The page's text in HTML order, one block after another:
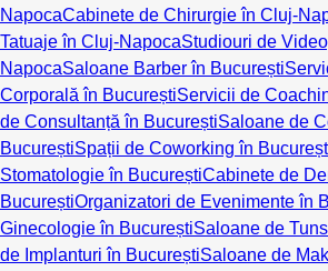
NapocaCabinete de Chirurgie în Cluj-
Tatuaje în Cluj-NapocaStudiouri de
NapocaSaloane Barber în București
Corporală în BucureștiServicii de
de Consultanță în BucureștiSaloane de
BucureștiSpații de Coworking în
Stomatologie în BucureștiCabinete de
BucureștiOrganizatori de Evenimente în
Ginecologie în BucureștiSaloane de
de Implanturi în BucureștiSaloane de